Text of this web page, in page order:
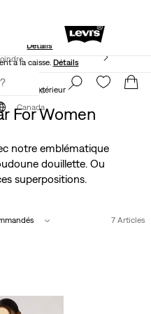
VOTRE PREMIÈRE COMMANDE
Détails
Canada
SUR LES SOLDES.
à la caisse. Détails
Canada
d'extérieur
For Women
notre emblématique
douillette. Ou
superpositions.
7 Articles